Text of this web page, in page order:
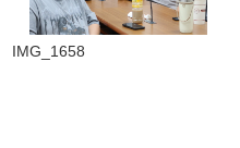
IMG_1658